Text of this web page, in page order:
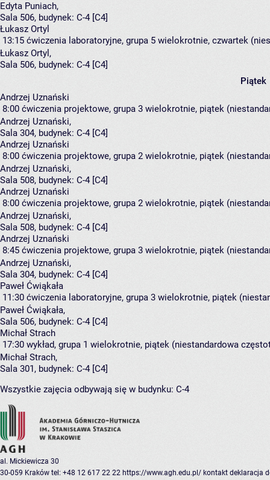
Edyta Puniach,
Sala 506, budynek: C-4 [C4]
Łukasz Ortyl
13:15 ćwiczenia laboratoryjne, grupa 5 wielokrotnie, czwartek
Łukasz Ortyl ,
Sala 506, budynek: C-4 [C4]
Piątek
Andrzej Uznański
8:00 ćwiczenia projektowe, grupa 3 wielokrotnie, piątek
Andrzej Uznański,
Sala 304, budynek: C-4 [C4]
Andrzej Uznański
8:00 ćwiczenia projektowe, grupa 2 wielokrotnie, piątek
Andrzej Uznański,
Sala 508, budynek: C-4 [C4]
Andrzej Uznański
8:00 ćwiczenia projektowe, grupa 2 wielokrotnie, piątek
Andrzej Uznański,
Sala 508, budynek: C-4 [C4]
Andrzej Uznański
8:45 ćwiczenia projektowe, grupa 3 wielokrotnie, piątek
Andrzej Uznański,
Sala 304, budynek: C-4 [C4]
Paweł Ćwiąkała
11:30 ćwiczenia laboratoryjne, grupa 3 wielokrotnie, piątek
Paweł Ćwiąkała,
Sala 506, budynek: C-4 [C4]
Michał Strach
17:30 wykład, grupa 1 wielokrotnie, piątek (niestandardowa
Michał Strach,
Sala 301, budynek: C-4 [C4]
Wszystkie zajęcia odbywają się w budynku: C-4
al. Mickiewicza 30
30-059 Kraków tel: +48 12 617 22 22 https://www.agh.edu.pl/ kontakt deklaracja